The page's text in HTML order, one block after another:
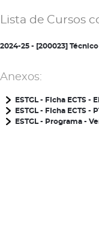
Lista de Cursos
2024-25 - [200023]
Anexos:
ESTGL - FIcha ECTS -
ESTGL - FIcha ECTS -
ESTGL - Programa -